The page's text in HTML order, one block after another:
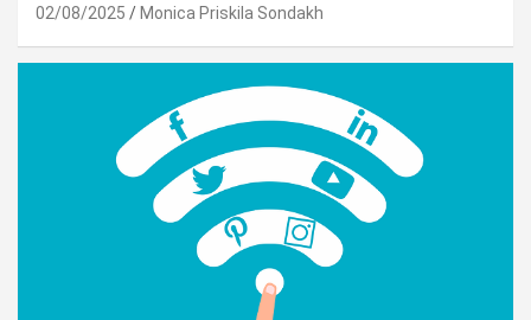
02/08/2025 Monica Priskila Sondakh